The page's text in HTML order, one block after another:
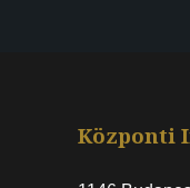
Központi